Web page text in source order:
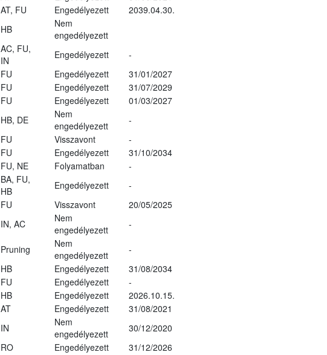
AT, FU Engedélyezett
2039.04.30.
HB
Nem
engedélyezett
AC, FU,
IN
Engedélyezett
-
FU Engedélyezett
31/01/2027
FU Engedélyezett
31/07/2029
FU Engedélyezett
01/03/2027
HB, DE
Nem
engedélyezett
-
FU Visszavont
-
FU Engedélyezett
31/10/2034
FU, NE Folyamatban
-
BA, FU,
HB
Engedélyezett
-
FU Visszavont
20/05/2025
IN, AC
Nem
engedélyezett
-
Pruning
Nem
engedélyezett
-
HB Engedélyezett
31/08/2034
FU Engedélyezett
-
HB Engedélyezett
2026.10.15.
AT Engedélyezett
31/08/2021
IN
Nem
engedélyezett
30/12/2020
RO Engedélyezett
31/12/2026